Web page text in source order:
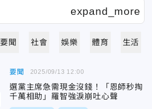
要聞 社會 娛樂 體育 生活
要聞
選黨主席急需現金沒錢！「恩師秒掏
千萬相助」羅智強淚崩吐心聲
2025/09/13 12:00